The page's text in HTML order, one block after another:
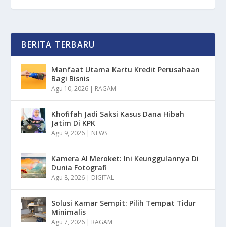
BERITA TERBARU
Manfaat Utama Kartu Kredit Perusahaan
Bagi Bisnis
Agu 10, 2026 | RAGAM
Khofifah Jadi Saksi Kasus Dana Hibah
Jatim Di KPK
Agu 9, 2026 | NEWS
Kamera AI Meroket: Ini Keunggulannya Di
Dunia Fotografi
Agu 8, 2026 | DIGITAL
Solusi Kamar Sempit: Pilih Tempat Tidur
Minimalis
Agu 7, 2026 | RAGAM